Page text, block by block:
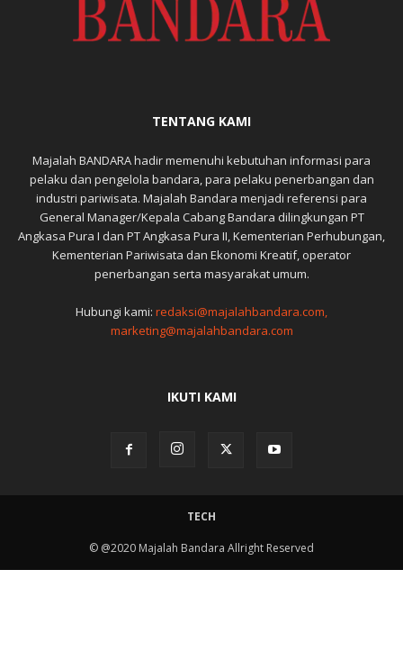
TENTANG KAMI
Majalah BANDARA hadir memenuhi kebutuhan informasi para
pelaku dan pengelola bandara, para pelaku penerbangan dan
industri pariwisata. Majalah Bandara menjadi referensi para
General Manager/Kepala Cabang Bandara dilingkungan PT
Angkasa Pura I dan PT Angkasa Pura II, Kementerian Perhubungan,
Kementerian Pariwisata dan Ekonomi Kreatif, operator
penerbangan serta masyarakat umum.
Hubungi kami: redaksi@majalahbandara.com,
marketing@majalahbandara.com
IKUTI KAMI
TECH
© @2020 Majalah Bandara Allright Reserved